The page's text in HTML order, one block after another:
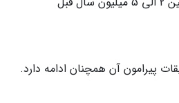
پیرامون آن همچنان ادامه دارد.